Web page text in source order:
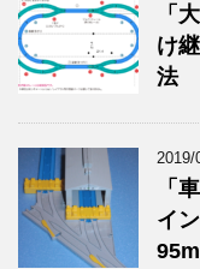
「
け
法
2019/
「
イ